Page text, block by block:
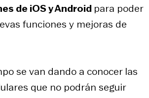
de iOS y Android para poder
funciones y mejoras de
se van dando a conocer las
que no podrán seguir